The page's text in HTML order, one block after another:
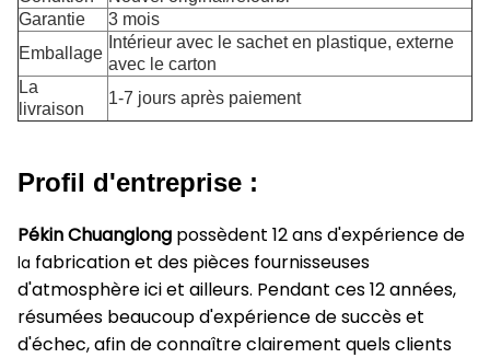
Garantie
3 mois
Emballage
Intérieur avec le sachet en plastique, externe
avec le carton
La
livraison
1-7 jours après paiement
Profil d'entreprise :
Pékin Chuanglong possèdent 12 ans d'expérience de
la fabrication et des pièces fournisseuses
d'atmosphère ici et ailleurs. Pendant ces 12 années,
résumées beaucoup d'expérience de succès et
d'échec, afin de connaître clairement quels clients